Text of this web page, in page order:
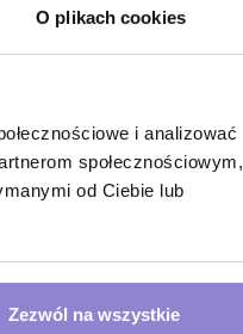
O plikach cookies
i analizować
społecznościowym,
od Ciebie lub
Zezwól na wszystkie
3,47 zł